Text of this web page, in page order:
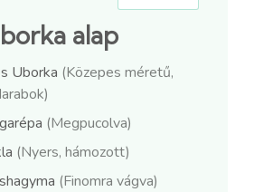
alap
Uborka (Közepes méretű,
(Megpucolva)
(Nyers, hámozott)
(Finomra vágva)